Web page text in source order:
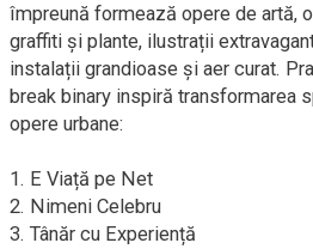
împreună formează opere de artă,
graffiti și plante, ilustrații
instalații grandioase și aer curat.
break binary inspiră transformarea
opere urbane:
1. E Viață pe Net
2. Nimeni Celebru
3. Tânăr cu Experiență